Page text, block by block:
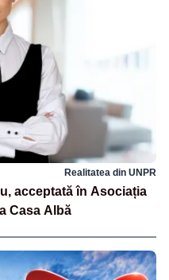
Realitatea din UNPR
acceptată în Asociația
Casa Albă